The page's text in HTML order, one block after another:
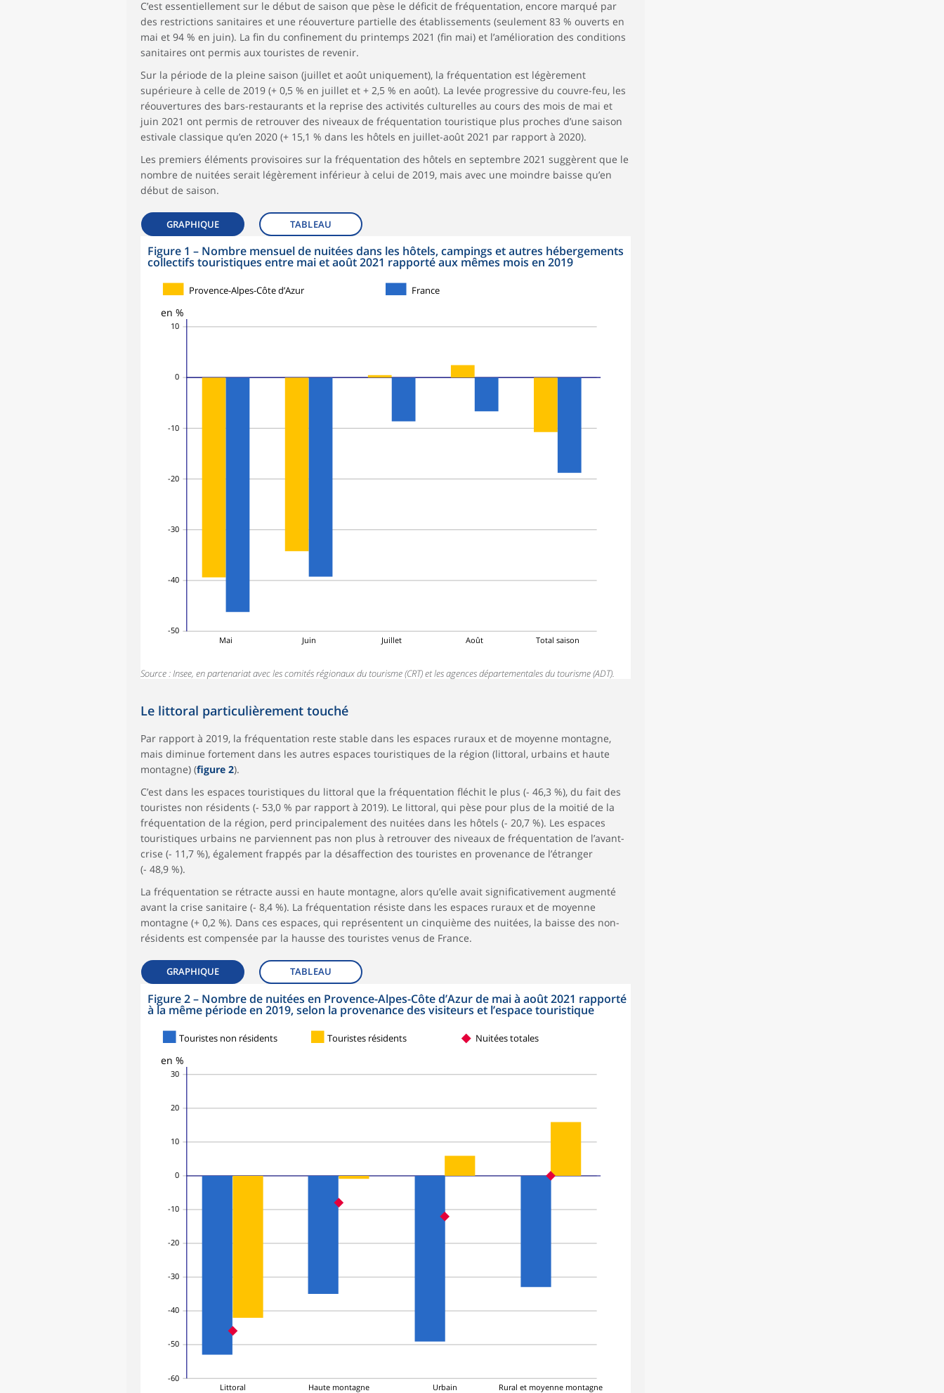
C’est essentiellement sur le début de saison que pèse le déficit de fréquentation, encore marqué par
des restrictions sanitaires et une réouverture partielle des établissements (seulement 83 % ouverts en
mai et 94 % en juin). La fin du confinement du printemps 2021 (fin mai) et l’amélioration des conditions
sanitaires ont permis aux touristes de revenir.
Sur la période de la pleine saison (juillet et août uniquement), la fréquentation est légèrement
supérieure à celle de 2019 (+ 0,5 % en juillet et + 2,5 % en août). La levée progressive du couvre-feu, les
réouvertures des bars-restaurants et la reprise des activités culturelles au cours des mois de mai et
juin 2021 ont permis de retrouver des niveaux de fréquentation touristique plus proches d’une saison
estivale classique qu’en 2020 (+ 15,1 % dans les hôtels en juillet-août 2021 par rapport à 2020).
Les premiers éléments provisoires sur la fréquentation des hôtels en septembre 2021 suggèrent que le
nombre de nuitées serait légèrement inférieur à celui de 2019, mais avec une moindre baisse qu’en
début de saison.
GRAPHIQUE TABLEAU
Figure 1 – Nombre mensuel de nuitées dans les hôtels, campings et autres hébergements
collectifs touristiques entre mai et août 2021 rapporté aux mêmes mois en 2019
0
10
-10
-20
-30
-40
-50
en %
Mai Juin Juillet Août Total saison
Provence-Alpes-Côte d’Azur France
Source : Insee, en partenariat avec les comités régionaux du tourisme (CRT) et les agences départementales du tourisme (ADT).
Le littoral particulièrement touché
Par rapport à 2019, la fréquentation reste stable dans les espaces ruraux et de moyenne montagne,
mais diminue fortement dans les autres espaces touristiques de la région (littoral, urbains et haute
montagne) (figure 2).
C’est dans les espaces touristiques du littoral que la fréquentation fléchit le plus (- 46,3 %), du fait des
touristes non résidents (- 53,0 % par rapport à 2019). Le littoral, qui pèse pour plus de la moitié de la
fréquentation de la région, perd principalement des nuitées dans les hôtels (- 20,7 %). Les espaces
touristiques urbains ne parviennent pas non plus à retrouver des niveaux de fréquentation de l’avant-
crise (- 11,7 %), également frappés par la désaffection des touristes en provenance de l’étranger
(- 48,9 %).
La fréquentation se rétracte aussi en haute montagne, alors qu’elle avait significativement augmenté
avant la crise sanitaire (- 8,4 %). La fréquentation résiste dans les espaces ruraux et de moyenne
montagne (+ 0,2 %). Dans ces espaces, qui représentent un cinquième des nuitées, la baisse des non-
résidents est compensée par la hausse des touristes venus de France.
GRAPHIQUE TABLEAU
Figure 2– Nombre de nuitées en Provence-Alpes-Côte d’Azur de mai à août 2021 rapporté
à la même période en 2019, selon la provenance des visiteurs et l’espace touristique
symboles_defaut.xml,
symboles_defaut.xml,losange
0
10
20
30
-10
-20
-30
-40
-50
-60
en %
Littoral Haute montagne Urbain Rural et moyenne montagne
Touristes non résidents Touristes résidents Nuitées totales